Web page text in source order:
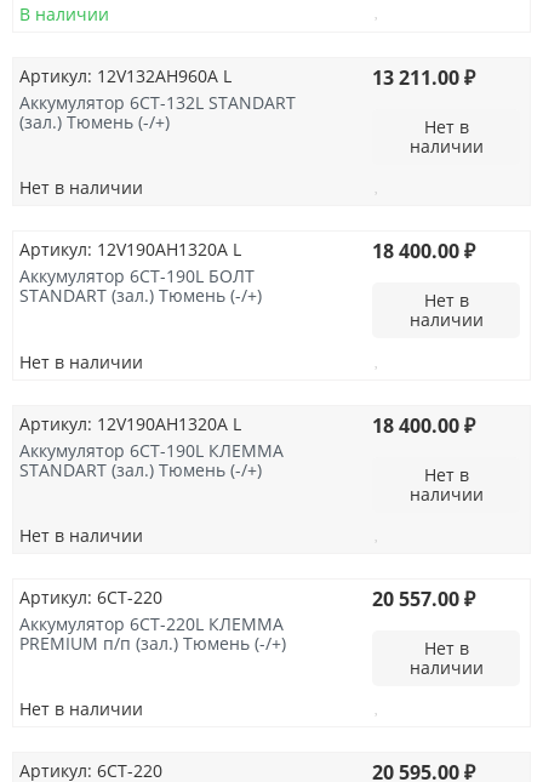
В наличии
Артикул: 12V132AH960A L
Аккумулятор 6СТ-132L STANDART
(зал.) Тюмень (-/+)
Нет в наличии
13 211.00 ₽
Нет в
наличии
Артикул: 12V190AH1320A L
Аккумулятор 6СТ-190L БОЛТ
STANDART (зал.) Тюмень (-/+)
Нет в наличии
18 400.00 ₽
Нет в
наличии
Артикул: 12V190AH1320A L
Аккумулятор 6СТ-190L КЛЕММА
STANDART (зал.) Тюмень (-/+)
Нет в наличии
18 400.00 ₽
Нет в
наличии
Артикул: 6СТ-220
Аккумулятор 6СТ-220L КЛЕММА
PREMIUM п/п (зал.) Тюмень (-/+)
Нет в наличии
20 557.00 ₽
Нет в
наличии
Артикул: 6СТ-220 20 595.00 ₽